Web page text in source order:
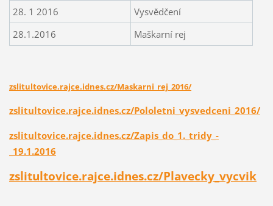
28. 1 2016
Vysvědčení
28.1.2016
Maškarní rej
zslitultovice.rajce.idnes.cz/Maskarni_rej_2016/
zslitultovice.rajce.idnes.cz/Pololetni_vysvedceni_2016/
zslitultovice.rajce.idnes.cz/Zapis_do_1._tridy_-
_19.1.2016
zslitultovice.rajce.idnes.cz/Plavecky_vycvik